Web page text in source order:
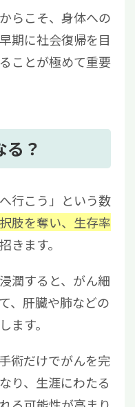
らこそ、身体への
期に社会復帰を目
ことが極めて重要
る？
行こう」という数
肢を奪い、生存率
きます。
潤すると、がん細
、肝臓や肺などの
ます。
術だけでがんを完
り、生涯にわたる